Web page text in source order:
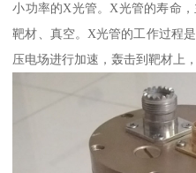
小功率的X光管。X光管的寿命
靶材、真空。X光管的工作过程
压电场进行加速，轰击到靶材上